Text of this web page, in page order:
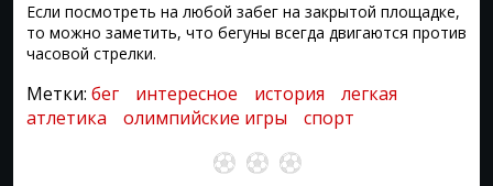
Если посмотреть на любой забег на закрытой площадке,
то можно заметить, что бегуны всегда двигаются против
часовой стрелки.
Метки: бег интересное история
легкая
атлетика
олимпийские игры спорт